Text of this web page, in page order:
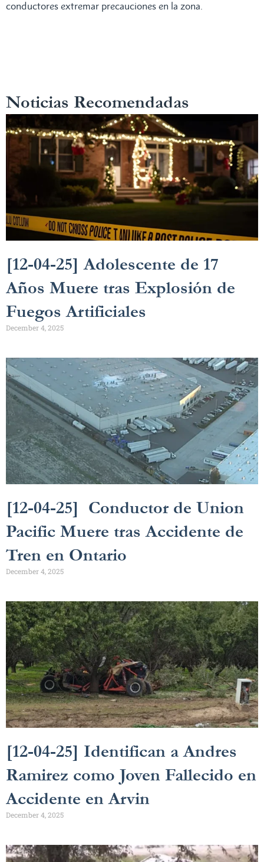
conductores extremar precauciones en la zona.
Noticias Recomendadas
[12-04-25] Adolescente de 17
Años Muere tras Explosión de
Fuegos Artificiales
December 4, 2025
[12-04-25] Conductor de Union
Pacific Muere tras Accidente de
Tren en Ontario
December 4, 2025
[12-04-25] Identifican a Andres
Ramirez como Joven Fallecido en
Accidente en Arvin
December 4, 2025